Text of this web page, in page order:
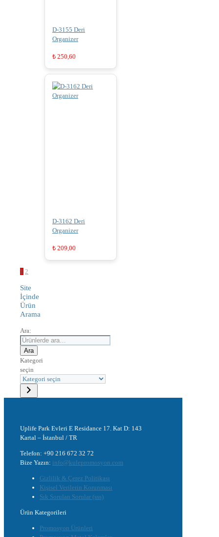
D-3155 Deri
Organizer
₺ 250,60
D-3162 Deri
Organizer
₺ 209,00
1 2
Site
İçinde
Ürün
Arama
Ara:
Ara
Kategori
seçin
Uplife Park Evleri E Residance 17. Kat D: 143
Kartal – İstanbul / TR
Telefon: +90 216 672 32 72
Bize Yazın: info@kulepromosyon.com
Gizlilik & Çerez Politikası
Kişisel Verilerin Korunması
Sık Sorulan Sorular (sss)
Ürün Kategorileri
Promosyon Ürünleri